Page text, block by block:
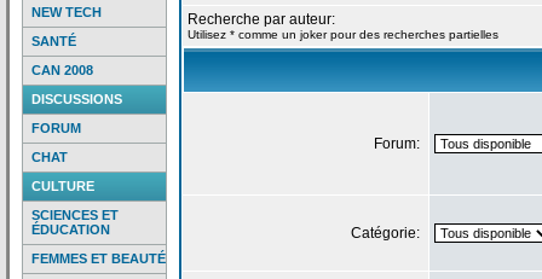
NEW TECH
SANTÉ
CAN 2008
DISCUSSIONS
FORUM
CHAT
CULTURE
SCIENCES ET
ÉDUCATION
FEMMES ET BEAUTÉ
Recherche par auteur:
Utilisez * comme un joker pour des recherches partielles
Forum:
Catégorie: